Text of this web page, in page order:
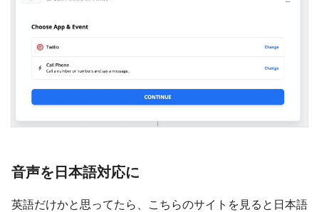
音声を日本語対応に
英語だけかと思ってたら、こちらのサイトを見ると日本語